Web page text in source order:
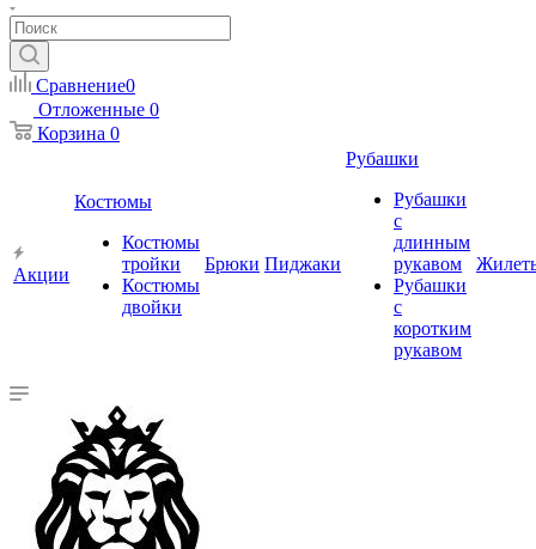
Сравнение0
Отложенные 0
Корзина 0
Акции
Костюмы
Костюмы
тройки
Костюмы
двойки
Брюки Пиджаки
Рубашки
Рубашки
с
длинным
рукавом
Рубашки
с
коротким
рукавом